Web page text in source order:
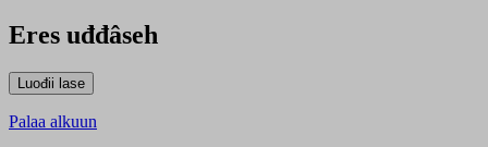
Eres uđđâseh
Palaa alkuun